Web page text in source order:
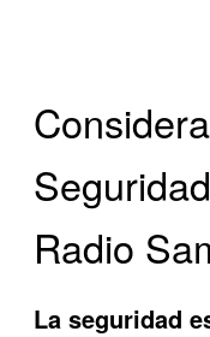
Radio
La seguridad